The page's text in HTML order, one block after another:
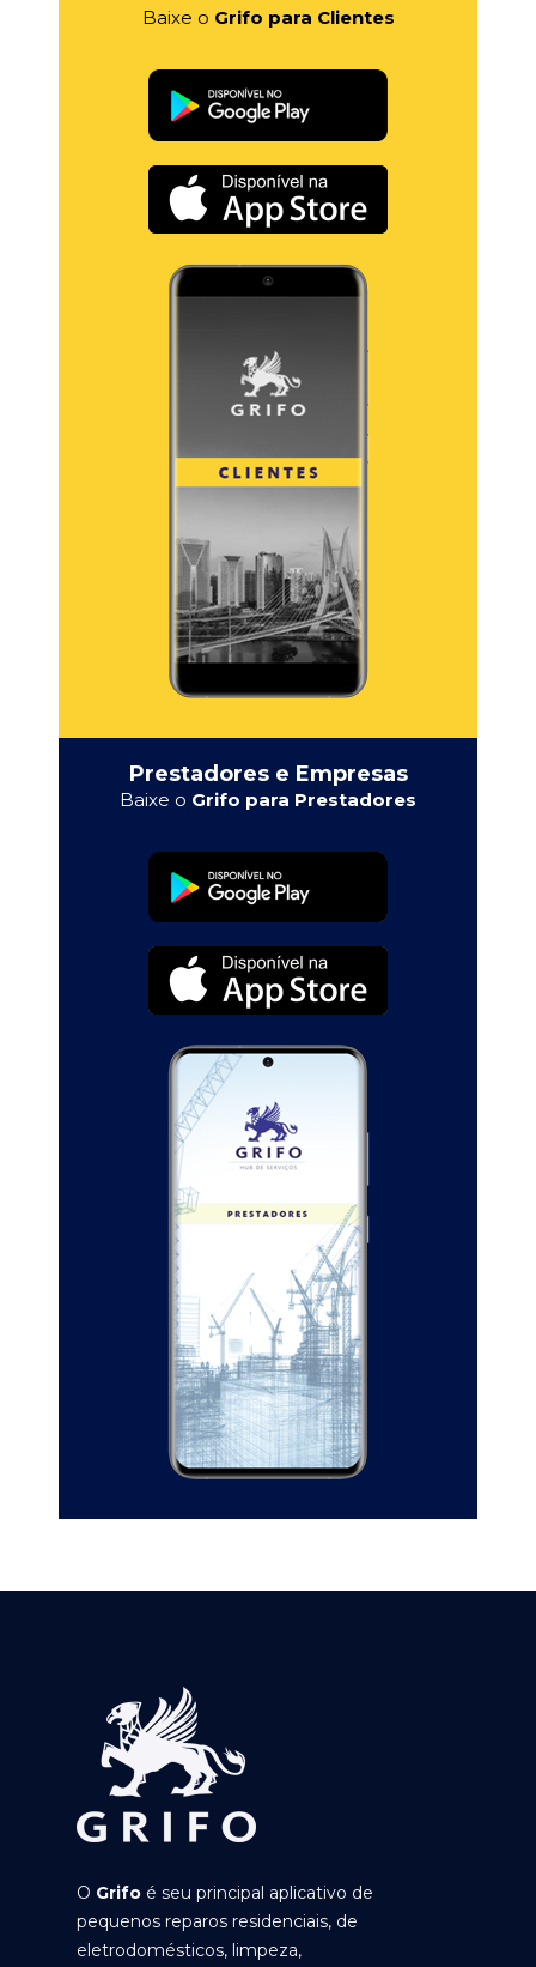
Baixe o Grifo para Clientes
Prestadores e Empresas
Baixe o Grifo para Prestadores
O Grifo é seu principal aplicativo de
pequenos reparos residenciais, de
eletrodomésticos, limpeza,